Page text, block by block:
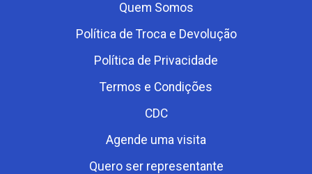
Quem Somos
Política de Troca e Devolução
Política de Privacidade
Termos e Condições
CDC
Agende uma visita
Quero ser representante